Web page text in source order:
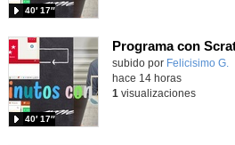
40′ 17″
Contenido educativo.
subido por Felicisimo G.
40′ 17″
hace 14 horas
1 visualizaciones